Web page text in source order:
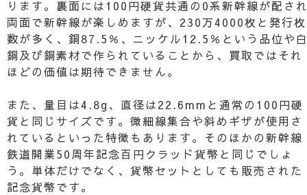
ります。裏面には100円硬貨共通の0系新幹線が配さ
両面で新幹線が楽しめますが、230万4000枚と発行枚
数が多く、銅87.5％、ニッケル12.5％という品位や
銅及び銅素材で作られていることから、買取ではそれ
ほどの価値は期待できません。
また、量目は4.8g、直径は22.6mmと通常の100円硬
貨と同じサイズです。微細線集合や斜めギザが使用さ
れているといった特徴もあります。そのほかの新幹線
鉄道開業50周年記念百円クラッド貨幣と同じでしょ
う。単体だけでなく、貨幣セットとしても販売された
記念貨幣です。